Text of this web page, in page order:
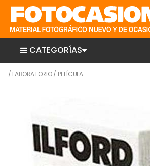
CATEGORÍAS
/ LABORATORIO/ PELÍCULA